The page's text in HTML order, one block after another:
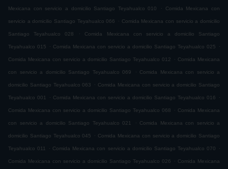
Mexicana con servicio a domicilio Santiago Teyahualco 010 . Comida Mexicana con
servicio a domicilio Santiago Teyahualco 066 . Comida Mexicana con servicio a domicilio
Santiago Teyahualco 028 . Comida Mexicana con servicio a domicilio Santiago
Teyahualco 015 . Comida Mexicana con servicio a domicilio Santiago Teyahualco 025 .
Comida Mexicana con servicio a domicilio Santiago Teyahualco 012 . Comida Mexicana
con servicio a domicilio Santiago Teyahualco 069 . Comida Mexicana con servicio a
domicilio Santiago Teyahualco 063 . Comida Mexicana con servicio a domicilio Santiago
Teyahualco 001 . Comida Mexicana con servicio a domicilio Santiago Teyahualco 016 .
Comida Mexicana con servicio a domicilio Santiago Teyahualco 068 . Comida Mexicana
con servicio a domicilio Santiago Teyahualco 021 . Comida Mexicana con servicio a
domicilio Santiago Teyahualco 045 . Comida Mexicana con servicio a domicilio Santiago
Teyahualco 011 . Comida Mexicana con servicio a domicilio Santiago Teyahualco 070 .
Comida Mexicana con servicio a domicilio Santiago Teyahualco 026 . Comida Mexicana